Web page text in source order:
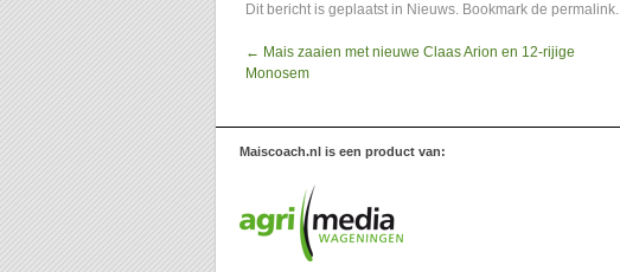
Dit bericht is geplaatst in Nieuws. Bookmark de permalink.
← Mais zaaien met nieuwe Claas Arion en 12-rijige
Monosem
Maiscoach.nl is een product van: